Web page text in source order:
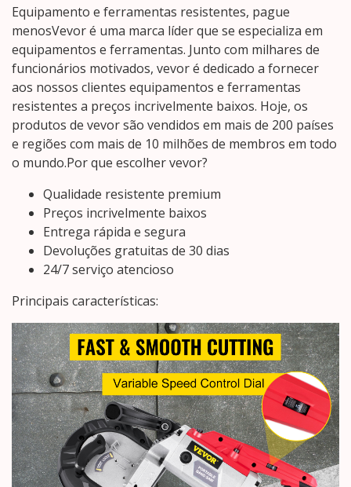
Equipamento e ferramentas resistentes, pague
menosVevor é uma marca líder que se especializa em
equipamentos e ferramentas. Junto com milhares de
funcionários motivados, vevor é dedicado a fornecer
aos nossos clientes equipamentos e ferramentas
resistentes a preços incrivelmente baixos. Hoje, os
produtos de vevor são vendidos em mais de 200 países
e regiões com mais de 10 milhões de membros em todo
o mundo.Por que escolher vevor?
Qualidade resistente premium
Preços incrivelmente baixos
Entrega rápida e segura
Devoluções gratuitas de 30 dias
24/7 serviço atencioso
Principais características: